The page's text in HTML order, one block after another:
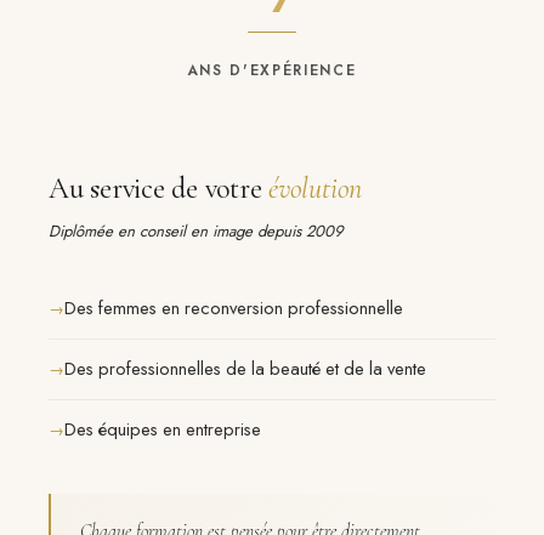
ANS D'EXPÉRIENCE
Au service de votreévolution
Diplômée en conseil en image depuis 2009
Des femmes en reconversion professionnelle
Des professionnelles de la beauté et de la vente
Des équipes en entreprise